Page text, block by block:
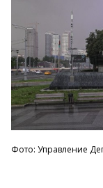
Фото: Управление